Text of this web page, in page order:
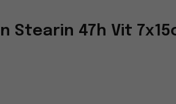
Stearin 47h Vit